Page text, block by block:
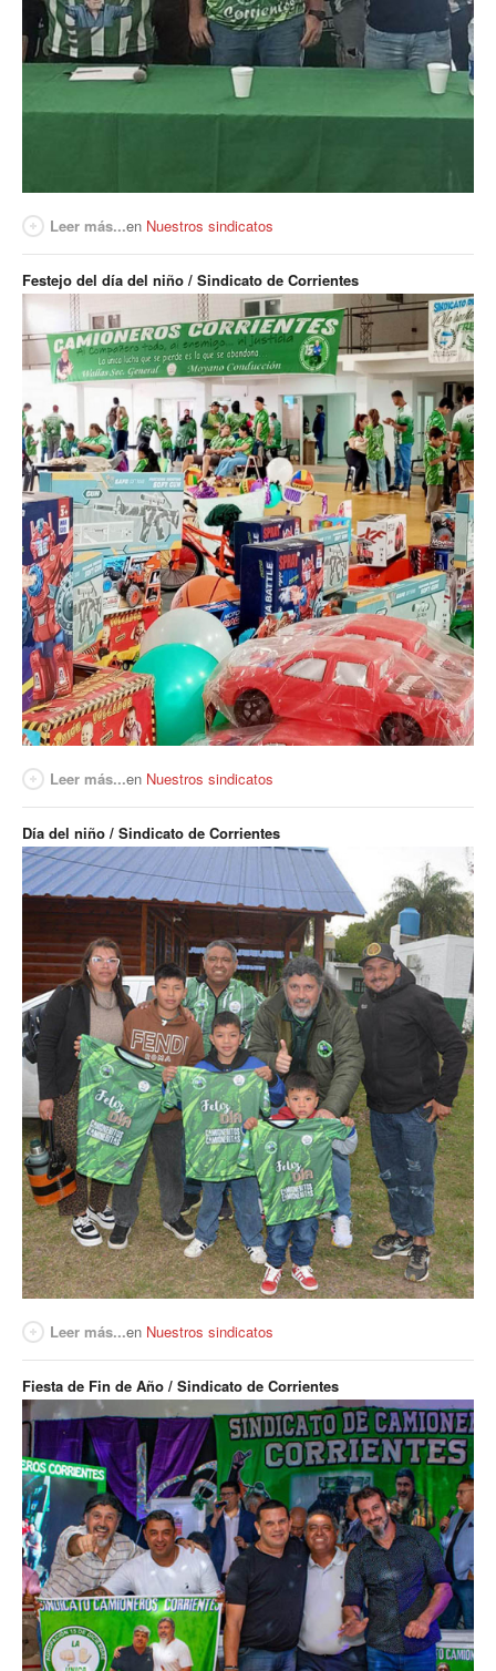
en Nuestros sindicatos
Leer más...
Festejo del día del niño / Sindicato de Corrientes
en Nuestros sindicatos
Leer más...
Día del niño / Sindicato de Corrientes
en Nuestros sindicatos
Leer más...
Fiesta de Fin de Año / Sindicato de Corrientes